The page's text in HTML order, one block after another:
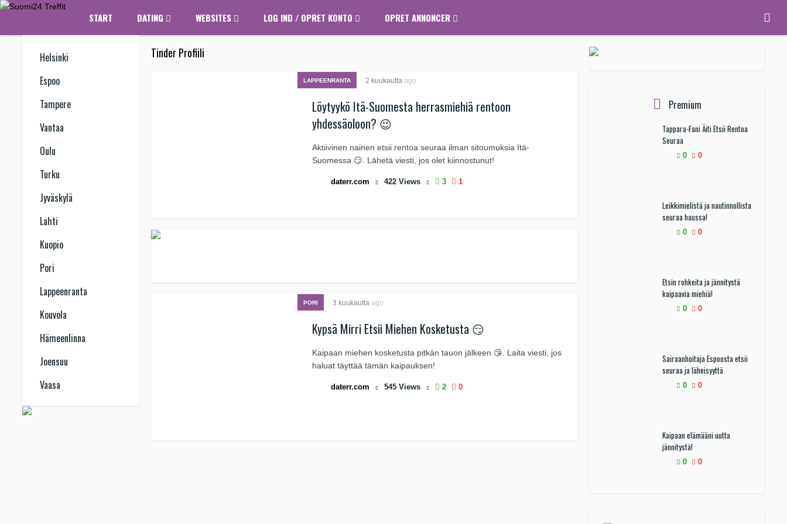
START DATING WEBSITES LOG IND / OPRET KONTO OPRET ANNONCER
Helsinki
Espoo
Tampere
Vantaa
Oulu
Turku
Jyväskylä
Lahti
Kuopio
Pori
Lappeenranta
Kouvola
Hämeenlinna
Joensuu
Vaasa
Tinder Profiili
LAPPEENRANTA 2 kuukautta ago
Löytyykö Itä-Suomesta herrasmiehiä rentoon
yhdessäoloon? 😉
Aktiivinen nainen etsii rentoa seuraa ilman sitoumuksia Itä-
Suomessa 😏. Lähetä viesti, jos olet kiinnostunut!
daterr.com 422 Views 3 1
PORI 3 kuukautta ago
Kypsä Mirri Etsii Miehen Kosketusta 😏
Kaipaan miehen kosketusta pitkän tauon jälkeen 😘. Laita viesti, jos
haluat täyttää tämän kaipauksen!
daterr.com 545 Views 2 0
Premium
Tappara-Fani Äiti Etsii Rentoa
Seuraa
0 0
Leikkimielistä ja nautinnollista
seuraa haussa!
0 0
Etsin rohkeita ja jännitystä
kaipaavia miehiä!
0 0
Sairaanhoitaja Espoosta etsii
seuraa ja läheisyyttä
0 0
Kaipaan elämääni uutta
jännitystä!
0 0